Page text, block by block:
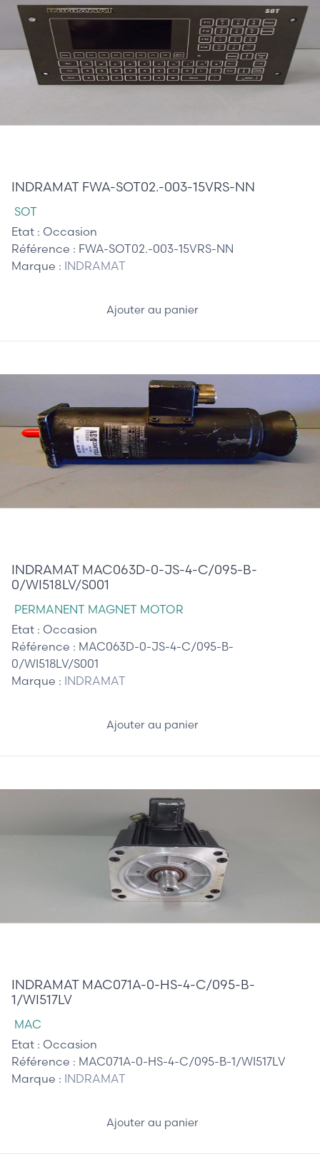
INDRAMAT FWA-SOT02.-003-15VRS-NN
SOT
Etat : Occasion
Référence : FWA-SOT02.-003-15VRS-NN
Marque : INDRAMAT
Ajouter au panier
INDRAMAT MAC063D-0-JS-4-C/095-B-
0/WI518LV/S001
PERMANENT MAGNET MOTOR
Etat : Occasion
Référence : MAC063D-0-JS-4-C/095-B-
0/WI518LV/S001
Marque : INDRAMAT
Ajouter au panier
INDRAMAT MAC071A-0-HS-4-C/095-B-
1/WI517LV
MAC
Etat : Occasion
Référence : MAC071A-0-HS-4-C/095-B-1/WI517LV
Marque : INDRAMAT
Ajouter au panier